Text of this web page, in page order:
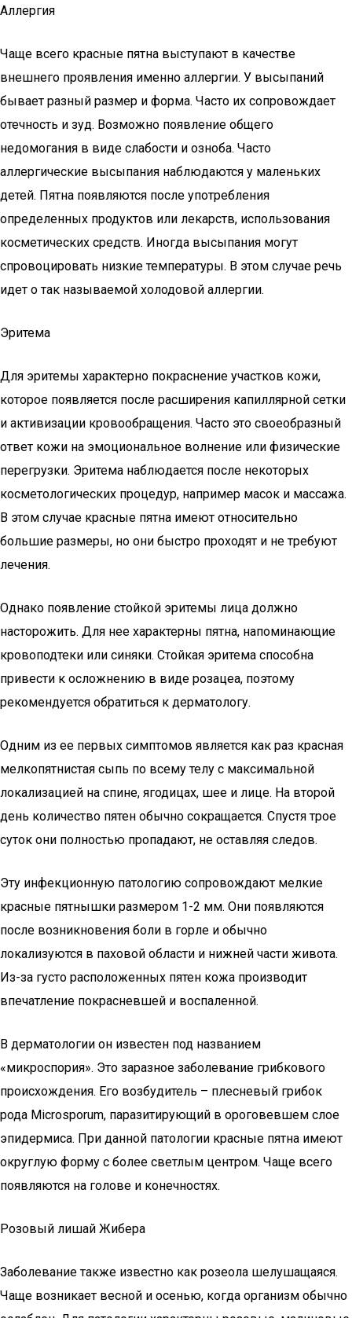
Аллергия
Чаще всего красные пятна выступают в качестве
внешнего проявления именно аллергии. У высыпаний
бывает разный размер и форма. Часто их сопровождает
отечность и зуд. Возможно появление общего
недомогания в виде слабости и озноба. Часто
аллергические высыпания наблюдаются у маленьких
детей. Пятна появляются после употребления
определенных продуктов или лекарств, использования
косметических средств. Иногда высыпания могут
спровоцировать низкие температуры. В этом случае речь
идет о так называемой холодовой аллергии.
Эритема
Для эритемы характерно покраснение участков кожи,
которое появляется после расширения капиллярной сетки
и активизации кровообращения. Часто это своеобразный
ответ кожи на эмоциональное волнение или физические
перегрузки. Эритема наблюдается после некоторых
косметологических процедур, например масок и массажа.
В этом случае красные пятна имеют относительно
большие размеры, но они быстро проходят и не требуют
лечения.
Однако появление стойкой эритемы лица должно
насторожить. Для нее характерны пятна, напоминающие
кровоподтеки или синяки. Стойкая эритема способна
привести к осложнению в виде розацеа, поэтому
рекомендуется обратиться к дерматологу.
Одним из ее первых симптомов является как раз красная
мелкопятнистая сыпь по всему телу с максимальной
локализацией на спине, ягодицах, шее и лице. На второй
день количество пятен обычно сокращается. Спустя трое
суток они полностью пропадают, не оставляя следов.
Эту инфекционную патологию сопровождают мелкие
красные пятнышки размером 1-2 мм. Они появляются
после возникновения боли в горле и обычно
локализуются в паховой области и нижней части живота.
Из-за густо расположенных пятен кожа производит
впечатление покрасневшей и воспаленной.
В дерматологии он известен под названием
«микроспория». Это заразное заболевание грибкового
происхождения. Его возбудитель – плесневый грибок
рода Microsporum, паразитирующий в ороговевшем слое
эпидермиса. При данной патологии красные пятна имеют
округлую форму с более светлым центром. Чаще всего
появляются на голове и конечностях.
Розовый лишай Жибера
Заболевание также известно как розеола шелушащаяся.
Чаще возникает весной и осенью, когда организм обычно